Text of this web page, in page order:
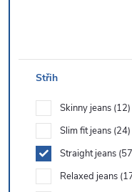
Střih
Skinny jeans 12
Slim fit jeans 24
Straight jeans 57
Relaxed jeans